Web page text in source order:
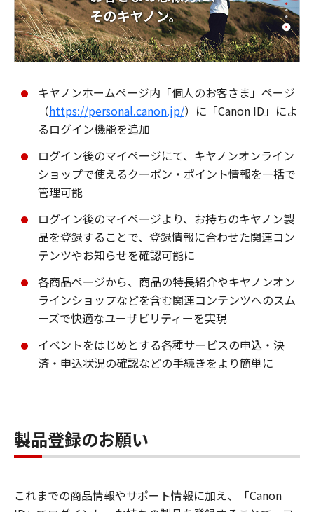
キヤノンホームページ内「個人のお客さま」ページ
（https://personal.canon.jp/）に「Canon ID」によ
るログイン機能を追加
ログイン後のマイページにて、キヤノンオンライン
ショップで使えるクーポン・ポイント情報を一括で
管理可能
ログイン後のマイページより、お持ちのキヤノン製
品を登録することで、登録情報に合わせた関連コン
テンツやお知らせを確認可能に
各商品ページから、商品の特長紹介やキヤノンオン
ラインショップなどを含む関連コンテンツへのスム
ーズで快適なユーザビリティーを実現
イベントをはじめとする各種サービスの申込・決
済・申込状況の確認などの手続きをより簡単に
製品登録のお願い
これまでの商品情報やサポート情報に加え、「Canon